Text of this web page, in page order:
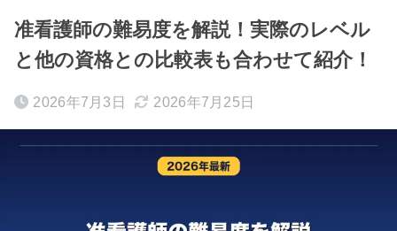
准看護師の難易度を解説！実際のレベル
と他の資格との比較表も合わせて紹介！
2026年7月3日 2026年7月25日